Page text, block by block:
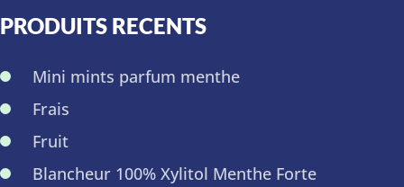
PRODUITS RECENTS
Mini mints parfum menthe
Frais
Fruit
Blancheur 100% Xylitol Menthe Forte